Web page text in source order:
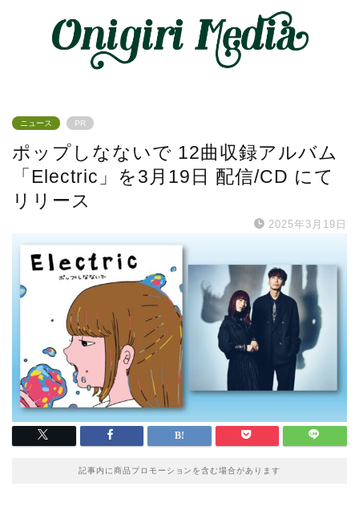
ニュース PR
ポップしなないで 12曲収録アルバム
「Electric」を3月19日 配信/CD にて
リリース
2025年3月19日
記事内に商品プロモーションを含む場合があります